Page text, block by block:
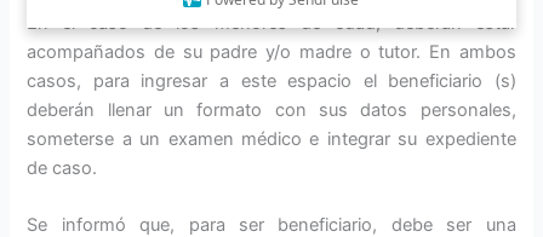
acompañados de su padre y/o madre o tutor. En ambos
casos, para ingresar a este espacio el beneficiario (s)
deberán llenar un formato con sus datos personales,
someterse a un examen médico e integrar su expediente
de caso.
Se informó que, para ser beneficiario, debe ser una